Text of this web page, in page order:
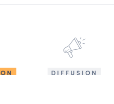
DIFFUSION